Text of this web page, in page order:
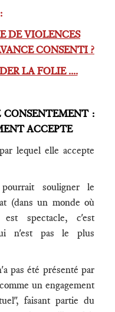
DE VIOLENCES
CONSENTI ?
LA FOLIE ....
CONSENTEMENT :
ACCEPTE
lequel elle accepte
souligner le
(dans un monde où
spectacle, c'est
n'est pas le plus
pas été présenté par
un engagement
faisant partie du